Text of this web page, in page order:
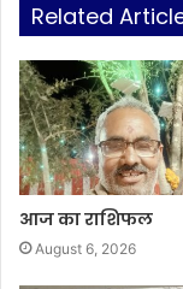
Related
आज का राशिफल
August 6, 2026